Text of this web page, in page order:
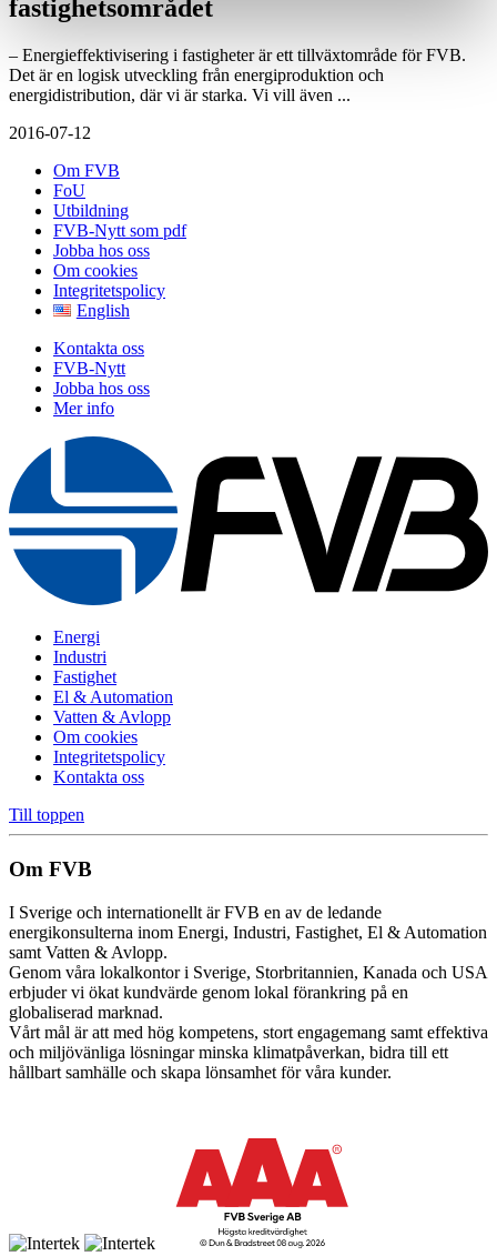
fastighetsområdet
– Energieffektivisering i fastigheter är ett tillväxtområde för FVB.
Det är en logisk utveckling från energiproduktion och
energidistribution, där vi är starka. Vi vill även ...
2016-07-12
Om FVB
FoU
Utbildning
FVB-Nytt som pdf
Jobba hos oss
Om cookies
Integritetspolicy
English
Kontakta oss
FVB-Nytt
Jobba hos oss
Mer info
Energi
Industri
Fastighet
El & Automation
Vatten & Avlopp
Om cookies
Integritetspolicy
Kontakta oss
Till toppen
Om FVB
I Sverige och internationellt är FVB en av de ledande
energikonsulterna inom Energi, Industri, Fastighet, El & Automation
samt Vatten & Avlopp.
Genom våra lokalkontor i Sverige, Storbritannien, Kanada och USA
erbjuder vi ökat kundvärde genom lokal förankring på en
globaliserad marknad.
Vårt mål är att med hög kompetens, stort engagemang samt effektiva
och miljövänliga lösningar minska klimatpåverkan, bidra till ett
hållbart samhälle och skapa lönsamhet för våra kunder.